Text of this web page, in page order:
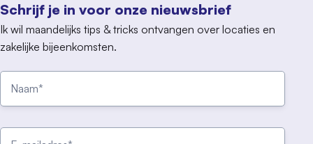
Schrijf je in voor onze nieuwsbrief
Ik wil maandelijks tips & tricks ontvangen over locaties en
zakelijke bijeenkomsten.